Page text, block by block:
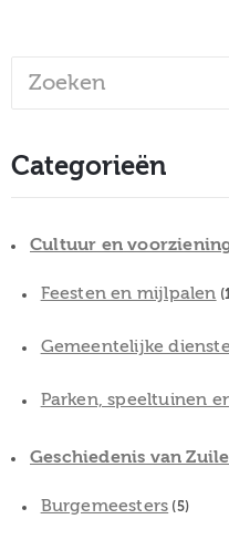
Categorieën
Cultuur en
Feesten en mijlpalen
Gemeentelijke
Parken, speeltuinen
Geschiedenis van
Burgemeesters (5)